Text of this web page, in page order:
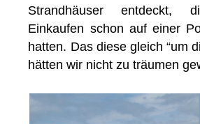
Strandhäuser entdeckt,
Einkaufen schon auf einer
hatten. Das diese gleich “um
hätten wir nicht zu träumen